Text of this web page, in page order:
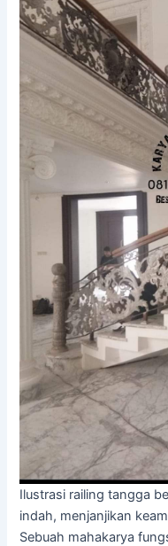
Ilustrasi railing tangga
indah, menjanjikan
Sebuah mahakarya